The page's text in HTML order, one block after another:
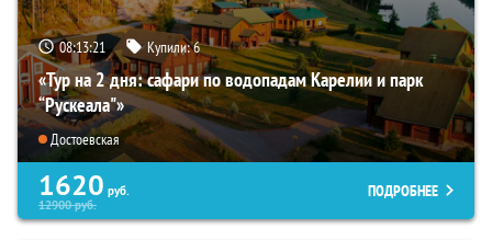
08:13:20 Купили:6
«Тур на 2 дня: сафари по водопадам Карелии и парк
“Рускеала"»
Достоевская
1620 руб.
12900руб.
ПОДРОБНЕЕ